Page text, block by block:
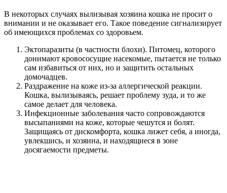
В некоторых случаях вылизывая хозяина кошка не просит о
внимании и не оказывает его. Такое поведение сигнализирует
об имеющихся проблемах со здоровьем.
Эктопаразиты (в частности блохи). Питомец, которого
донимают кровососущие насекомые, пытается не только
сам избавиться от них, но и защитить остальных
домочадцев.
Раздражение на коже из-за аллергической реакции.
Кошка, вылизываясь, решает проблему зуда, и то же
самое делает для человека.
Инфекционные заболевания часто сопровождаются
высыпаниями на коже, которые чешутся и болят.
Защищаясь от дискомфорта, кошка лижет себя, а иногда,
увлекшись, и хозяина, и находящиеся в зоне
досягаемости предметы.